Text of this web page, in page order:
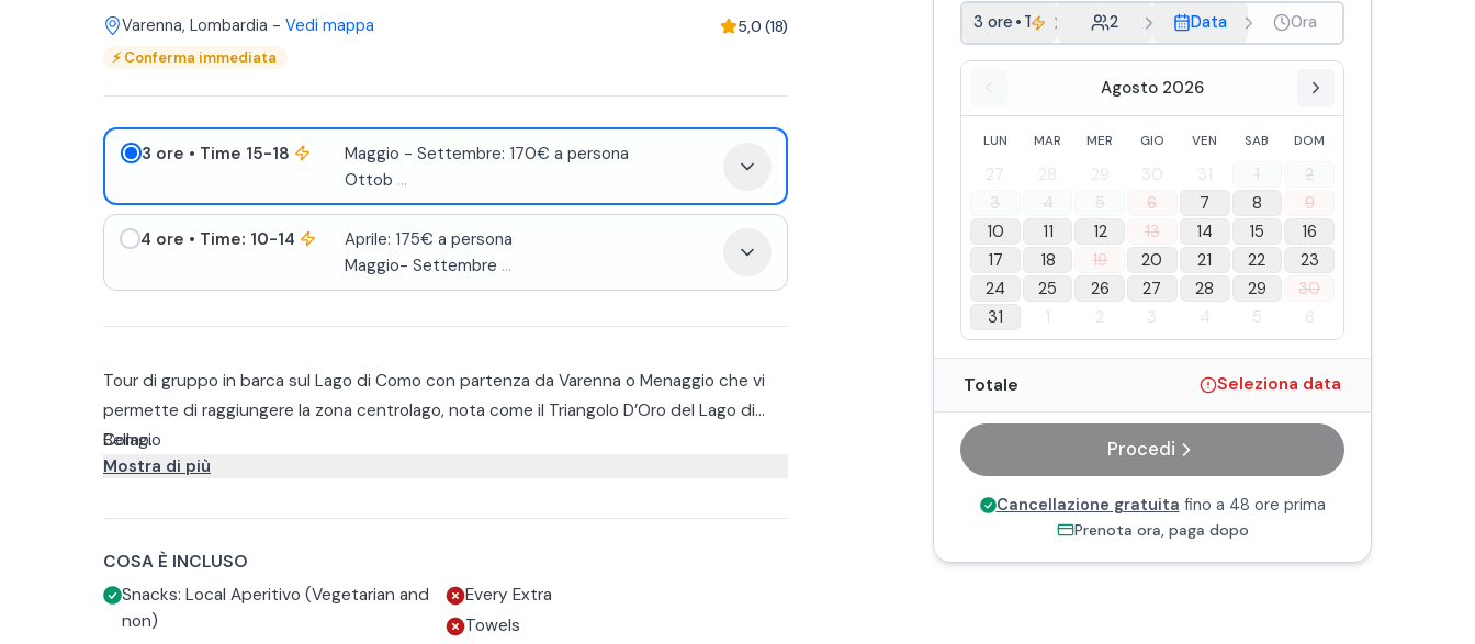
Varenna, Lombardia - Vedi mappa 5,0 (18)
⚡Conferma immediata
3 ore • Time 15-18
Maggio - Settembre: 170€ a persona
Ottob ...
4 ore • Time: 10-14
Aprile: 175€ a persona
Maggio- Settembre ...
Tour di gruppo in barca sul Lago di Como con partenza da Varenna o Menaggio che vi
permette di raggiungere la zona centrolago, nota come il Triangolo D’Oro del Lago di
Como.
Bellagio
Varenna
Bellano​
bianco e rinfrescanti bevande analcoliche.
Se il tempo lo consente, è possibile anche sostare in un punto appartato per fare un
veloce tuffo nelle acque cristalline.
Mostra di più
COSA È INCLUSO
Snacks: Local Aperitivo (Vegetarian and
non)
Every Extra
Towels
3 ore • Time 15-18 2 Data Ora
Agosto 2026
LUN MAR MER GIO VEN SAB DOM
27 28 29 30 31 1
2
3
4 5 6 7 8
9
10
11 12 13 14 15
16
17
18 19 20 21 22
23
24
25 26 27 28 29
30
31
1 2 3 4 5 6
Totale Seleziona data
Procedi
Cancellazione gratuita fino a 48 ore prima
Prenota ora, paga dopo